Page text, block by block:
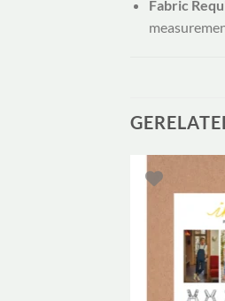
Fabric